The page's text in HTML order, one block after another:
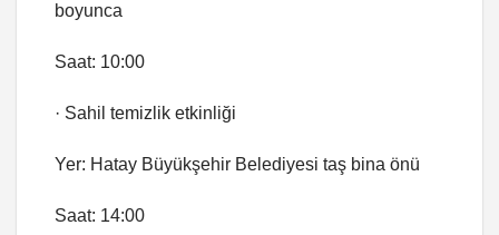
boyunca
Saat: 10:00
· Sahil temizlik etkinliği
Yer: Hatay Büyükşehir Belediyesi taş bina önü
Saat: 14:00